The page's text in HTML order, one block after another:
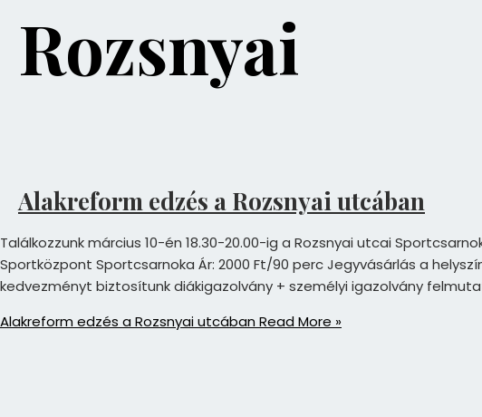
Rozsnyai
Alakreform edzés a Rozsnyai utcában
Találkozzunk március 10-én 18.30-20.00-ig a Rozsnyai utcai
Sportközpont Sportcsarnoka Ár: 2000 Ft/90 perc Jegyvásárlás a
kedvezményt biztosítunk diákigazolvány + személyi igazolvány
Alakreform edzés a Rozsnyai utcában Read More »